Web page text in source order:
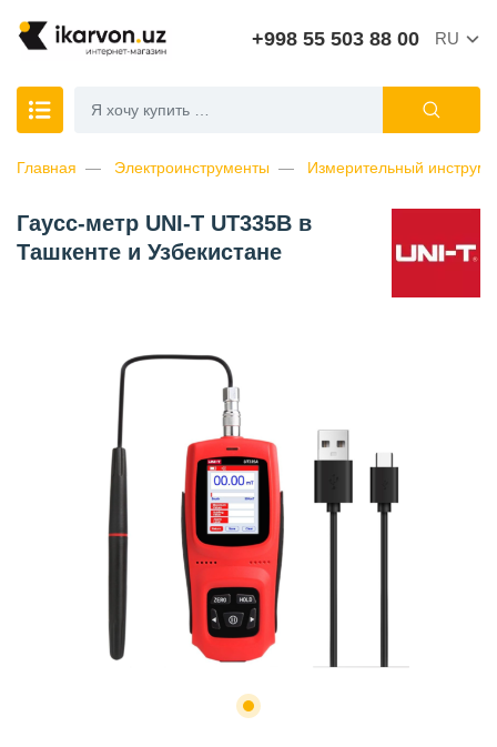
+998 55 503 88 00 RU
Главная Электроинструменты Измерительный
Гаусс-метр UNI-T UT335B в
Ташкенте и Узбекистане